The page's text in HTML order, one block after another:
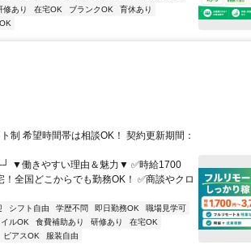
修あり 在宅OK ブランクOK
育休あり
制 希望時間帯は相談OK！ 契約更新期間：
きやすい理由＆魅力▼ ✅時給1700
全国どこからでも勤務OK！ ✅商談やクロ
シフト自由 学歴不問 即日勤務OK
職場見学可
ルOK 食費補助あり 研修あり
在宅OK
ピアスOK 服装自由